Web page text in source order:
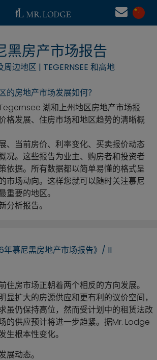
黑房产市场报告
周边地区 | TEGERNSEE 和高地
的房地产市场发展如何？
湖和上州地区房地产市场报
格发展、住房市场和地区趋势的清晰概
、当前房价、利率变化、买卖报价动态
况。这些报告为业主、购房者和投资者
依据。所有数据都以简单易懂的格式呈
市场动向。这样您就可以随时关注慕尼
重要的地区。
分析报告。
年慕尼黑房地产市场报告》/ II
住房市场正朝着两个相反的方向发展。
显扩大的房源供应和更有利的议价空间，
虽仍保持高位，然而受计划中的租赁法改
的供应预计将进一步趋紧。据Mr. Lodge
生根本性变化。
展动态。